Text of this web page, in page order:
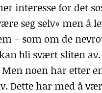
interesse for det
seg selv» men å
– som om de
bli svært sliten
noen har etter
Dette har med å